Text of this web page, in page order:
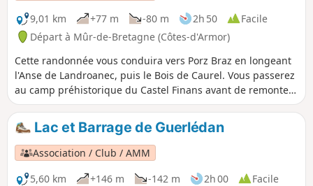
senteurs sont au maximum de leur
renouvellement avec en toile de fond les
eaux claires du lac. Depuis 2024
d'importants travaux se font entre nos
points 3 et 4 en vue de la construction
d'une passerelle himalayenne d'accès
gratuit en A/R pour le franchissement
du Blavet coupant en deux le tour
complet du lac qui restera toujours
possible aux marcheurs les plus
confirmés. (voire note dans
"Inforlmations pratiques".
9,01 km
+77 m -80 m 2h 50
Facile
Départ à Mûr-de-Bretagne (Côtes-d'Armor)
Cette randonnée vous conduira vers Porz Braz en longeant
l'Anse de Landroanec, puis le Bois de Caurel. Vous passerez
au camp préhistorique du Castel Finans avant de remonter
par le bois et de faire un retour sur Porz Braz.
Lac et Barrage de Guerlédan
Association / Club / AMM
5,60 km
+146 m -142 m 2h 00
Facile